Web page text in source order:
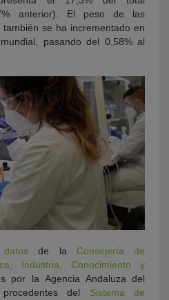
anterior). El peso de las
se ha incrementado en
pasando del 0,58% al
datos de la Consejería de
Industria, Conocimiento y
por la Agencia Andaluza del
del Sistema de